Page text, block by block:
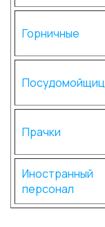
Горничные
Прачки
Иностранный
персонал